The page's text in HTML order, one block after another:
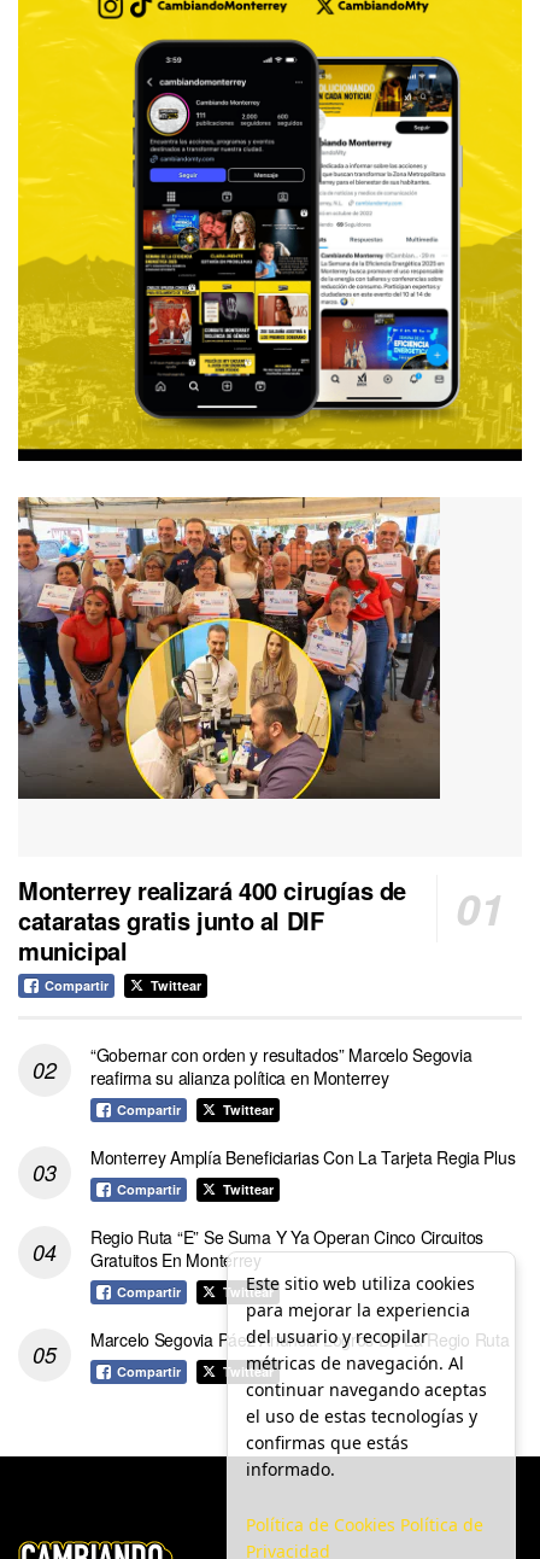
Monterrey realizará 400 cirugías de
cataratas gratis junto al DIF
municipal
Compartir Twittear
“Gobernar con orden y resultados” Marcelo Segovia
reafirma su alianza política en Monterrey
Compartir Twittear
Monterrey Amplía Beneficiarias Con La Tarjeta Regia Plus
Compartir Twittear
Regio Ruta “E” Se Suma Y Ya Operan Cinco Circuitos
Gratuitos En Monterrey
Compartir Twittear
Marcelo Segovia Páez Anuncia Logros De La Regio Ruta
Compartir Twittear
Este sitio web utiliza cookies
para mejorar la experiencia
del usuario y recopilar
métricas de navegación. Al
continuar navegando aceptas
el uso de estas tecnologías y
confirmas que estás
informado.
Política de Cookies Política de
Privacidad